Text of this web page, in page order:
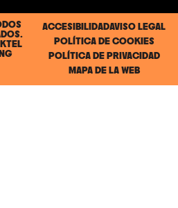
ACCESIBILIDADAVISO LEGAL
POLÍTICA DE COOKIES
POLÍTICA DE PRIVACIDAD
MAPA DE LA WEB